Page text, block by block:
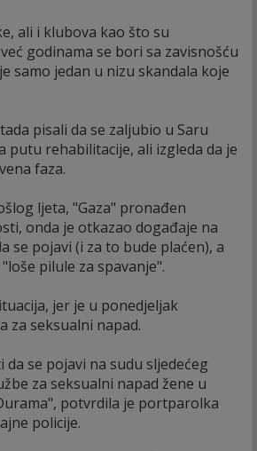
ali i klubova kao što su
godinama se bori sa zavisnošću
samo jedan u nizu skandala koje
pisali da se zaljubio u Saru
putu rehabilitacije, ali izgleda da je
faza.
ljeta, "Gaza" pronađen
onda je otkazao događaje na
se pojavi (i za to bude plaćen), a
pilule za spavanje".
jer je u ponedjeljak
za seksualni napad.
da se pojavi na sudu sljedećeg
za seksualni napad žene u
potvrdila je portparolka
policije.